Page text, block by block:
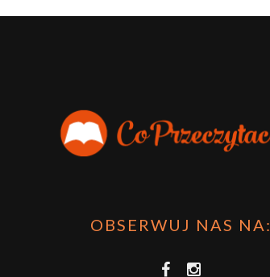
OBSERWUJ NAS NA: